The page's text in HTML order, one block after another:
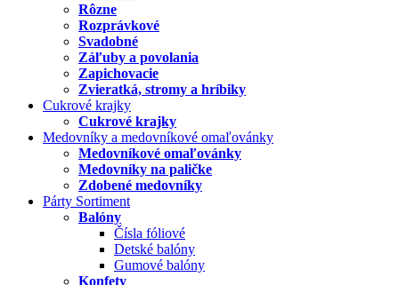
Rôzne
Rozprávkové
Svadobné
Záľuby a povolania
Zapichovacie
Zvieratká, stromy a hríbiky
Cukrové krajky
Cukrové krajky
Medovníky a medovníkové omaľovánky
Medovníkové omaľovánky
Medovníky na paličke
Zdobené medovníky
Párty Sortiment
Balóny
Čísla fóliové
Detské balóny
Gumové balóny
Konfety